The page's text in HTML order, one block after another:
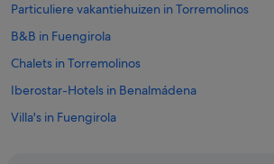
Particuliere vakantiehuizen in Torremolinos
B&B in Fuengirola
Chalets in Torremolinos
Iberostar-Hotels in Benalmádena
Villa's in Fuengirola